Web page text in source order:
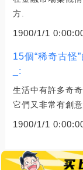
方.
1900/1/1
15個“稀奇古怪
_:
生活中有許多奇
它們又非常有創
1900/1/1